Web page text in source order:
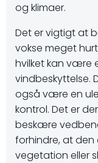
og klimaer.
Det er vigtigt at
vokse meget
hvilket kan være
vindbeskyttelse.
også være en
kontrol. Det er
beskære
forhindre, at
vegetation eller